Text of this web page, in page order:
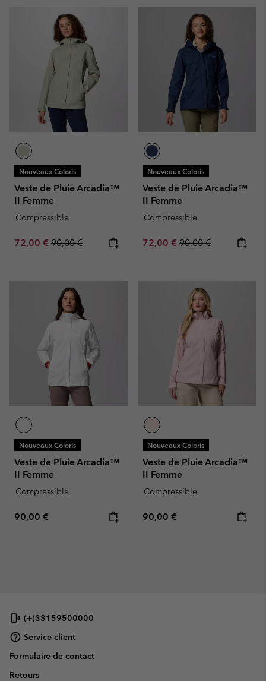
Nouveaux Coloris
Veste de Pluie Arcadia™
II Femme
Compressible
Sale price:
72,00 € Regular price:
90,00 €
Nouveaux Coloris
Veste de Pluie Arcadia™
II Femme
Compressible
Sale price:
72,00 € Regular price:
90,00 €
Nouveaux Coloris
Veste de Pluie Arcadia™
II Femme
Compressible
Regular price:
90,00 €
Nouveaux Coloris
Veste de Pluie Arcadia™
II Femme
Compressible
Regular price:
90,00 €
(+)33159500000
Service client
Formulaire de contact
Retours